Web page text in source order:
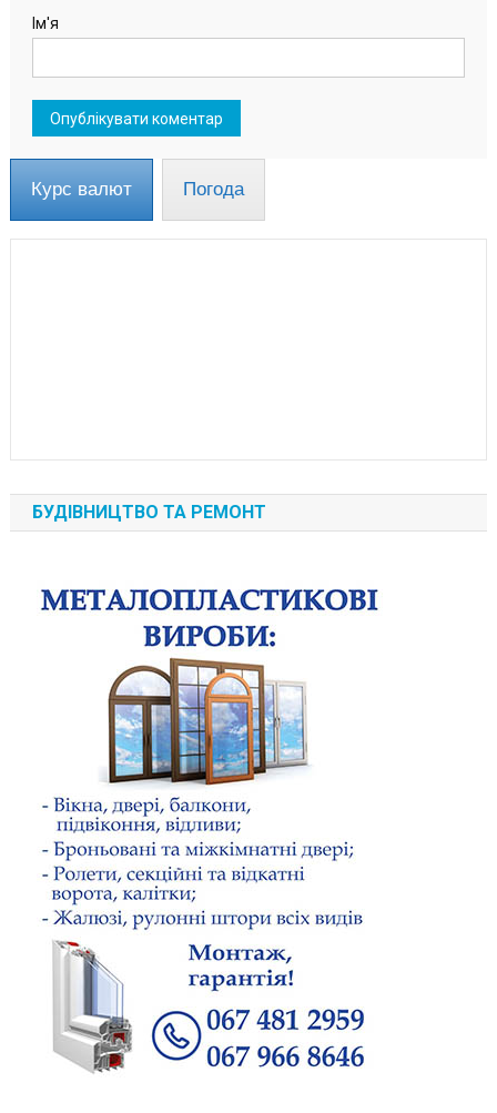
Ім'я
Курс валют Погода
БУДІВНИЦТВО ТА РЕМОНТ